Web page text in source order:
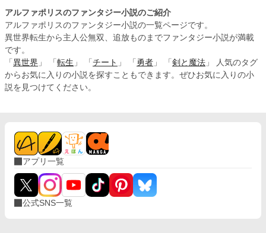
アルファポリスのファンタジー小説のご紹介
アルファポリスのファンタジー小説の一覧ページです。
異世界転生から主人公無双、追放ものまでファンタジー小説が満載
です。
「 異世界 」 「 転生 」 「 チート 」 「 勇者 」 「 剣と魔法 」 人気のタグ
からお気に入りの小説を探すこともできます。ぜひお気に入りの小
説を見つけてください。
アプリ一覧
公式SNS一覧